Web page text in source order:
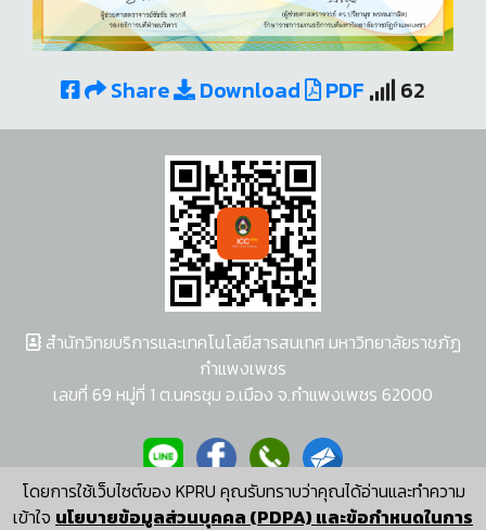
Share Download PDF 62
โดยการใช้เว็บไซต์ของ KPRU คุณรับทราบว่าคุณได้อ่านและทำความ
เข้าใจ นโยบายข้อมูลส่วนบุคคล (PDPA) และข้อกำหนดในการ
สำนักวิทยบริการและเทคโนโลยีสารสนเทศ มหาวิทยาลัยราชภัฏ
กำแพงเพชร
เลขที่ 69 หมู่ที่ 1 ต.นครชุม อ.เมือง จ.กำแพงเพชร 62000
ผู้พัฒนาระบบ อนุชา พวงผกา